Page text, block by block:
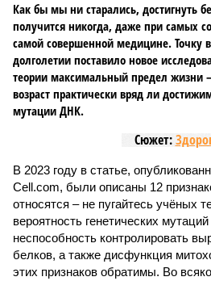
Как бы мы ни старались, достигнуть
получится никогда, даже при самых
самой совершенной медицине. Точку
долголетии поставило новое
теории максимальный предел жизни
возраст практически вряд ли
мутации ДНК.
Сюжет:
В 2023 году в статье,
Cell.com, были описаны 12
относятся – не пугайтесь учёных
вероятность генетических
неспособность контролировать
белков, а также дисфункция
этих признаков обратимы. Во